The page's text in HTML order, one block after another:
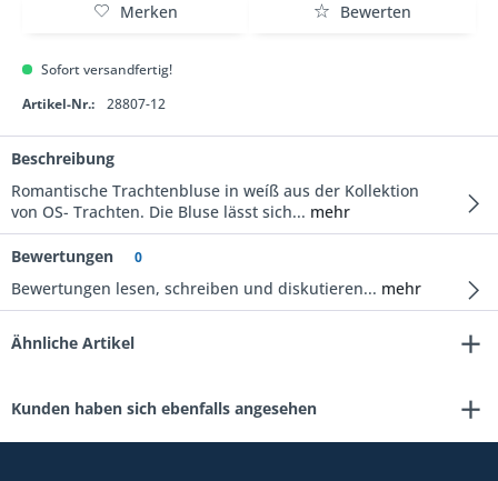
Merken Bewerten
Sofort versandfertig!
Artikel-Nr.:
28807-12
Beschreibung
Romantische Trachtenbluse in weíß aus der Kollektion
von OS- Trachten. Die Bluse lässt sich... mehr
Bewertungen 0
Bewertungen lesen, schreiben und diskutieren... mehr
Ähnliche Artikel
Kunden haben sich ebenfalls angesehen